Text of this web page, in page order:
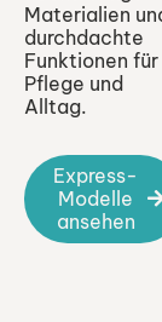
Materialien
durchdachte
Funktionen für
Pflege und
Alltag.
Express-
Modelle
ansehen